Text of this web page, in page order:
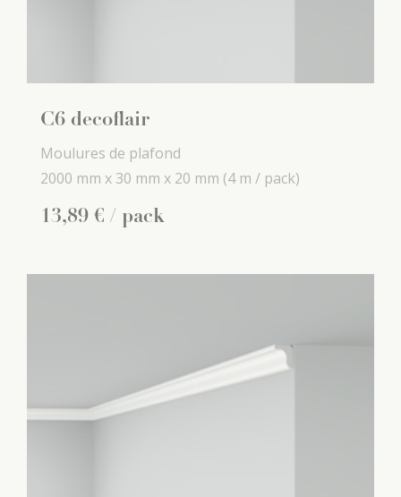
C6 decoflair
Moulures de plafond
2000 mm x 30 mm x 20 mm (4 m / pack)
13,89 € / pack